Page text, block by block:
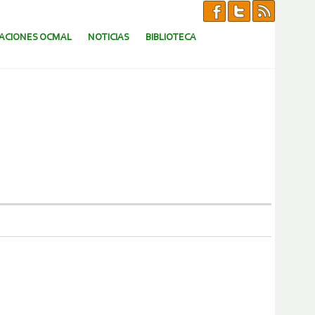
OCMAL NOTICIAS BIBLIOTECA